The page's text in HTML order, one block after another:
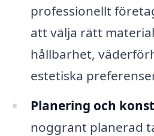
professionellt
att välja rätt
hållbarhet,
estetiska
Planering och
noggrant planerad